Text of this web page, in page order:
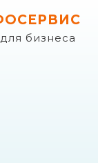
бизнеса